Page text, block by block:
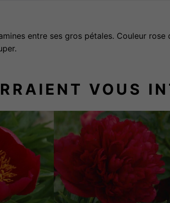
I
E
C
K
D
entre ses gros pétales. Couleur
VOUS